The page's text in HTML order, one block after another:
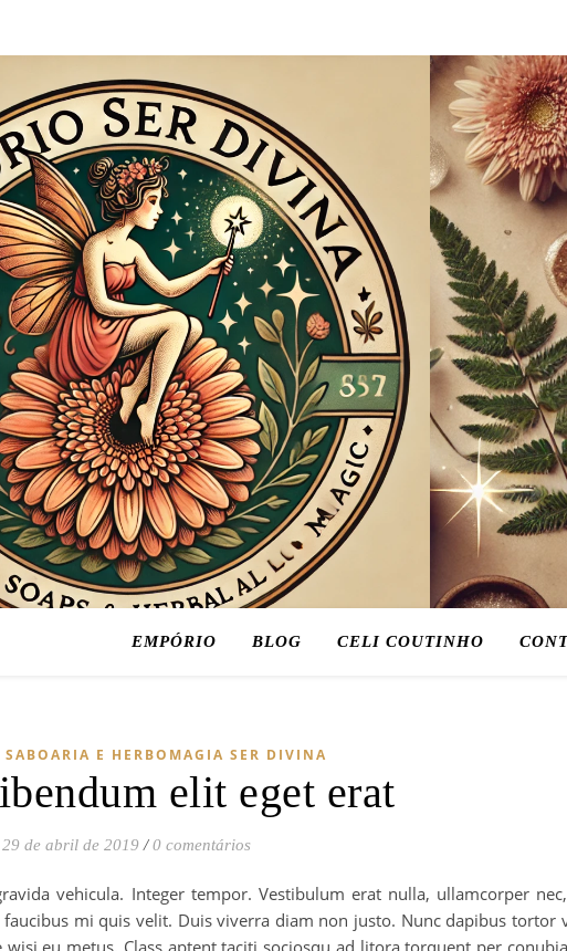
EMPÓRIO BLOG CELI COUTINHO
SABOARIA E HERBOMAGIA SER DIVINA
elit eget erat
29 de abril de 2019 / 0 comentários
vehicula. Integer tempor. Vestibulum erat nulla, ullamcorper
mi quis velit. Duis viverra diam non justo. Nunc dapibus tortor
eu metus. Class aptent taciti sociosqu ad litora torquent per